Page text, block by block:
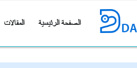
الصفحة الرئيسية المقالات